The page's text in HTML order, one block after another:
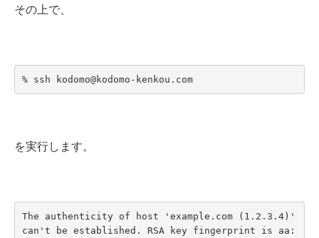
その上で、
% ssh kodomo@kodomo-kenkou.com
を実行します。
The authenticity of host 'example.com (1.2.3.4)'
can't be established. RSA key fingerprint is aa: